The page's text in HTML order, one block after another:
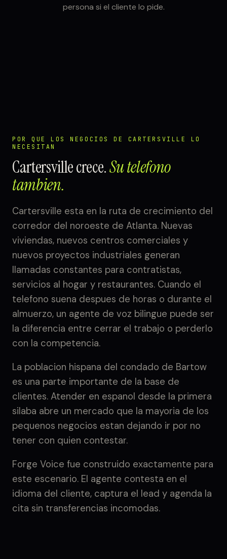
persona si el cliente lo pide.
POR QUE LOS NEGOCIOS DE CARTERSVILLE LO
NECESITAN
Cartersville crece.Su telefono
tambien.
Cartersville esta en la ruta de crecimiento del
corredor del noroeste de Atlanta. Nuevas
viviendas, nuevos centros comerciales y
nuevos proyectos industriales generan
llamadas constantes para contratistas,
servicios al hogar y restaurantes. Cuando el
telefono suena despues de horas o durante el
almuerzo, un agente de voz bilingue puede ser
la diferencia entre cerrar el trabajo o perderlo
con la competencia.
La poblacion hispana del condado de Bartow
es una parte importante de la base de
clientes. Atender en espanol desde la primera
silaba abre un mercado que la mayoria de los
pequenos negocios estan dejando ir por no
tener con quien contestar.
Forge Voice fue construido exactamente para
este escenario. El agente contesta en el
idioma del cliente, captura el lead y agenda la
cita sin transferencias incomodas.